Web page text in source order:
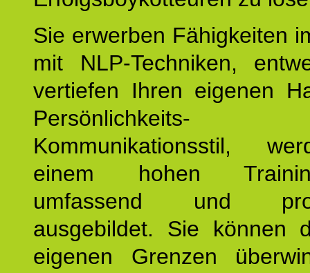
Sie erwerben Fähigkeiten
mit NLP-Techniken,
vertiefen Ihren eigenen
Kommunikationsstil,
einem hohen
umfassend und
ausgebildet. Sie können
eigenen Grenzen